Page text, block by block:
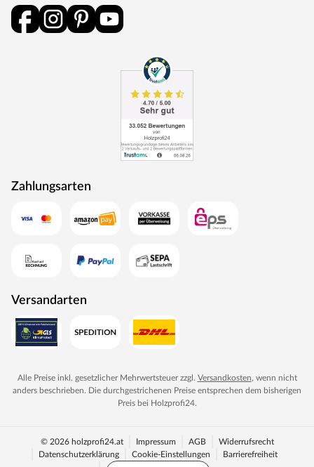
Zahlungsarten
Versandarten
Alle Preise inkl. gesetzlicher Mehrwertsteuer zzgl. Versandkosten, wenn nicht
anders beschrieben. Die durchgestrichenen Preise entsprechen dem bisherigen
Preis bei Holzprofi24.
© 2026 holzprofi24.at Impressum AGB
Widerrufsrecht
Datenschutzerklärung
Cookie-Einstellungen Barrierefreiheit